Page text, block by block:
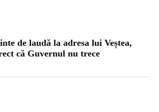
de laudă la adresa lui Veștea,
că Guvernul nu trece